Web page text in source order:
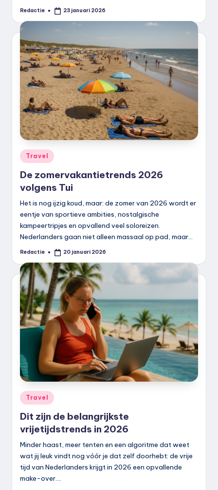
Geplaatst
Redactie 23 januari 2026
Geplaatst
in
Travel
De zomervakantietrends 2026
volgens Tui
Het is nog ijzig koud, maar: de zomer van 2026 wordt er
eentje van sportieve ambities, nostalgische
kampeertripjes en opvallend veel soloreizen.
Nederlanders gaan niet alleen massaal op pad, maar…
Geplaatst
Redactie 20 januari 2026
Geplaatst
in
Travel
Dit zijn de belangrijkste
vrijetijdstrends in 2026
Minder haast, meer tenten en een algoritme dat weet
wat jij leuk vindt nog vóór je dat zelf doorhebt: de vrije
tijd van Nederlanders krijgt in 2026 een opvallende
make-over.…